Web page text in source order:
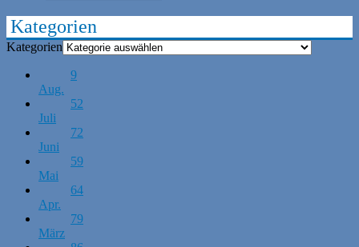
Kategorien
Kategorien
9
Aug.
52
Juli
72
Juni
59
Mai
64
Apr.
79
März